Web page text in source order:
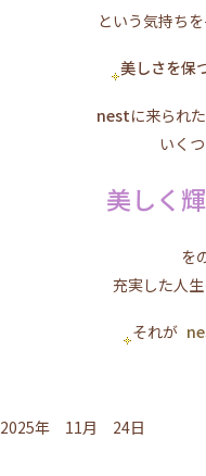
という気持ち
美しさを保
nestに来られ
いく
美しく
を
充実した人
それが
2025年 11月 24日